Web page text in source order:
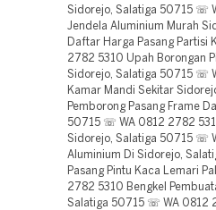
Sidorejo, Salatiga 50715 ☏
Jendela Aluminium Murah
Daftar Harga Pasang
2782 5310 Upah Borongan
Sidorejo, Salatiga 50715 ☏
Kamar Mandi Sekitar
Pemborong Pasang Frame
50715 ☏ WA 0812 2782
Sidorejo, Salatiga 50715 ☏
Aluminium Di Sidorejo,
Pasang Pintu Kaca Lemari
2782 5310 Bengkel
Salatiga 50715 ☏ WA 0812